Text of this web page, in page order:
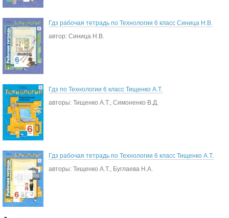
Гдз рабочая тетрадь по Технологии 6 класс Синица Н.В.
автор: Синица Н.В.
Гдз по Технологии 6 класс Тищенко А.Т.
авторы: Тищенко А.Т., Симоненко В.Д.
Гдз рабочая тетрадь по Технологии 6 класс Тищенко А.Т.
авторы: Тищенко А.Т., Буглаева Н.А.